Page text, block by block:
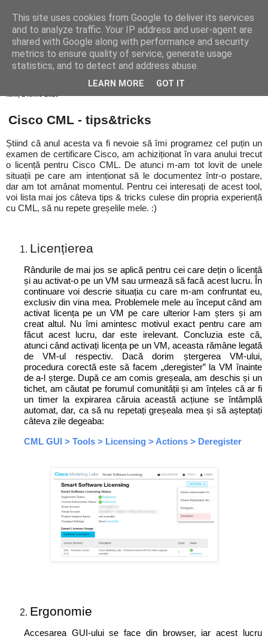
keep IT all simple
Cisco CML - tips&tricks
Știind că anul acesta va fi nevoie să îmi programez cel puțin un
examen de certificare Cisco, am achiziționat în vara anului trecut
o licență pentru Cisco CML. De atunci m-am tot lovit de unele
situații pe care am intenționat să le documentez într-o postare,
dar am tot amânat momentul. Pentru cei interesați de acest tool,
voi lista mai jos câteva tips & tricks culese din propria experiență
cu CML, să nu repete greșelile mele. :)
Licențierea
Rândurile de mai jos se aplică pentru cei care dețin o licență
și au activat-o pe un VM sau urmează să facă acest lucru. În
continuare voi descrie situația cu care m-am confruntat eu,
exclusiv din vina mea. Problemele mele au început când am
activat licența pe un VM pe care ulterior l-am șters și am
creat altul. Nu îmi amintesc motivul exact pentru care am
făcut acest lucru, dar este irelevant. Concluzia este că,
atunci când activați licența pe un VM, aceasta rămâne legată
de VM-ul respectiv. Dacă dorim ștergerea VM-ului,
procedura corectă este să facem „deregister” la VM înainte
de a-l șterge. După ce am comis greșeala, am deschis și un
tichet, am căutat pe forumul comunității și am înțeles că ar fi
un timer la expirarea căruia această acțiune se întâmplă
automat, dar, ca să nu repetați greșeala mea și să așteptați
câteva zile degeaba:
CML GUI > Tools > Licensing > Actions > Deregister
Ergonomie
Accesarea GUI-ului se face din browser, iar acest lucru
This site uses cookies from Google to deliver its services
and to analyze traffic. Your IP address and user-agent are
shared with Google along with performance and security
metrics to ensure quality of service, generate usage
statistics, and to detect and address abuse.
LEARN MORE GOT IT